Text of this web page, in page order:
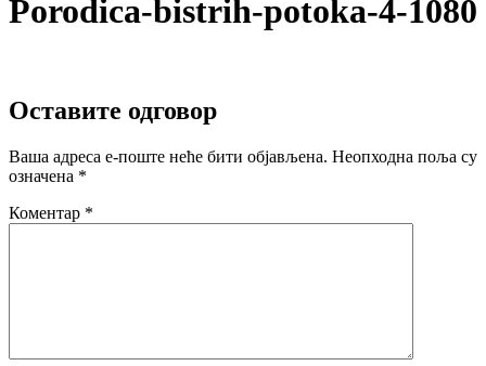
Porodica-bistrih-potoka-4-1080
Оставите одговор
Ваша адреса е-поште неће бити објављена. Неопходна поља су
означена *
Коментар *